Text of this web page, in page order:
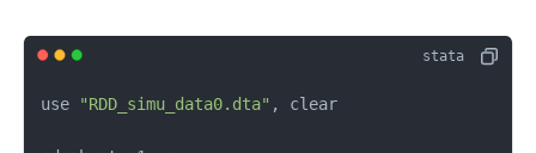
use "RDD_simu_data0.dta" , clear